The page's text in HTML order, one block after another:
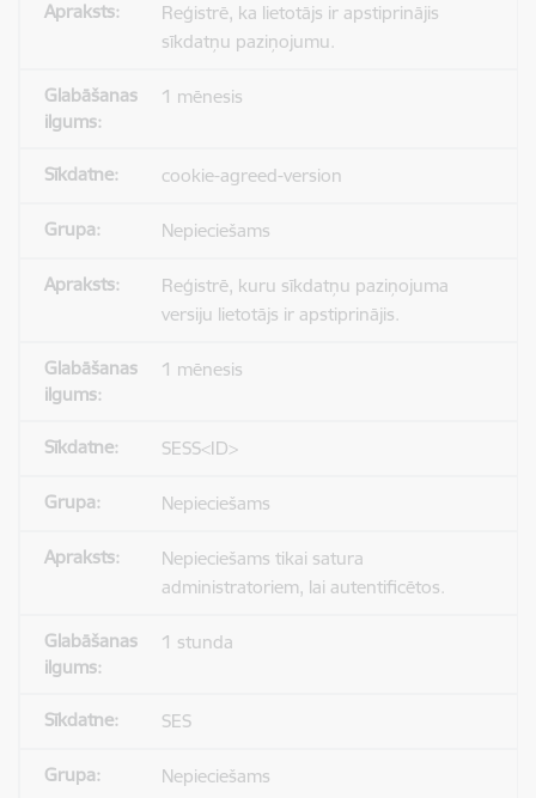
Reģistrē, ka lietotājs ir apstiprinājis
sīkdatņu paziņojumu.
1 mēnesis
cookie-agreed-version
Nepieciešams
Reģistrē, kuru sīkdatņu paziņojuma
versiju lietotājs ir apstiprinājis.
1 mēnesis
SESS<ID>
Nepieciešams
Nepieciešams tikai satura
administratoriem, lai autentificētos.
1 stunda
SES
Nepieciešams